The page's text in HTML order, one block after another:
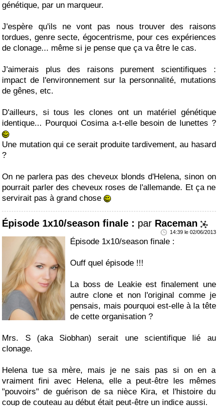
génétique, par un marqueur.
J'espère qu'ils ne vont pas nous trouver des raisons
tordues, genre secte, égocentrisme, pour ces expériences
de clonage... même si je pense que ça va être le cas.
J'aimerais plus des raisons purement scientifiques :
impact de l'environnement sur la personnalité, mutations
de gênes, etc.
D'ailleurs, si tous les clones ont un matériel génétique
identique... Pourquoi Cosima a-t-elle besoin de lunettes ?
Une mutation qui ce serait produite tardivement, au hasard
?
On ne parlera pas des cheveux blonds d'Helena, sinon on
pourrait parler des cheveux roses de l'allemande. Et ça ne
servirait pas à grand chose
Épisode 1x10/season finale : par Raceman
14:39 le 02/06/2013
Épisode 1x10/season finale :
Ouff quel épisode !!!
La boss de Leakie est finalement une
autre clone et non l'original comme je
pensais, mais pourquoi est-elle à la tête
de cette organisation ?
Mrs. S (aka Siobhan) serait une scientifique lié au
clonage.
Helena tue sa mère, mais je ne sais pas si on en a
vraiment fini avec Helena, elle a peut-être les mêmes
"pouvoirs" de guérison de sa nièce Kira, et l'histoire du
coup de couteau au début était peut-être un indice aussi.